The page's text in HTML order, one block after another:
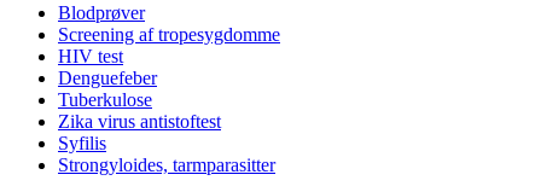
Blodprøver
Screening af tropesygdomme
HIV test
Denguefeber
Tuberkulose
Zika virus antistoftest
Syfilis
Strongyloides, tarmparasitter